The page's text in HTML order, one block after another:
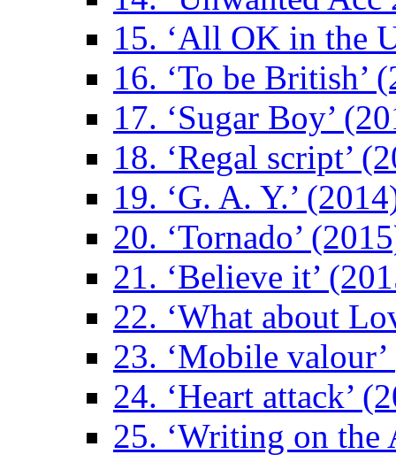
15. ‘All OK in the
16. ‘To be British’
17. ‘Sugar Boy’
18. ‘Regal script’
19. ‘G. A. Y.’
20. ‘Tornado’
21. ‘Believe it’
22. ‘What about
23. ‘Mobile
24. ‘Heart attack’
25. ‘Writing on the